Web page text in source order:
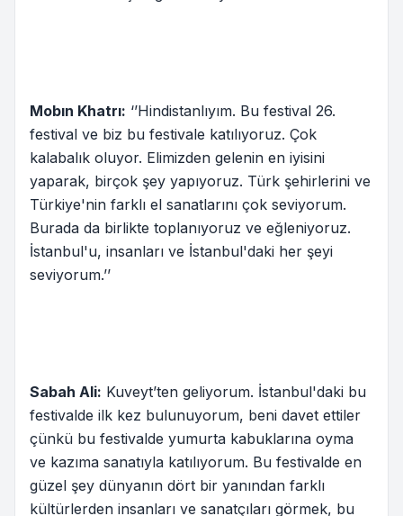
Mobın Khatrı: ‘’Hindistanlıyım. Bu festival 26.
festival ve biz bu festivale katılıyoruz. Çok
kalabalık oluyor. Elimizden gelenin en iyisini
yaparak, birçok şey yapıyoruz. Türk şehirlerini ve
Türkiye'nin farklı el sanatlarını çok seviyorum.
Burada da birlikte toplanıyoruz ve eğleniyoruz.
İstanbul'u, insanları ve İstanbul'daki her şeyi
seviyorum.’’
Sabah Ali: Kuveyt’ten geliyorum. İstanbul'daki bu
festivalde ilk kez bulunuyorum, beni davet ettiler
çünkü bu festivalde yumurta kabuklarına oyma
ve kazıma sanatıyla katılıyorum. Bu festivalde en
güzel şey dünyanın dört bir yanından farklı
kültürlerden insanları ve sanatçıları görmek, bu